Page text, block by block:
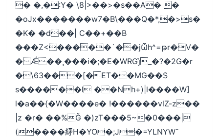
� �,�:Y� \8|>��>�s��A� �
�oJx�������w7�B\���Q�*,�>s�
�K� �d��| C��+��B
���Z<�����`��jѼh^=թr�V�
�Ǽ��¸��ٛ�i�;�E�WRGj͛_�?�2G�r
�\63���[�ET��MG��S
s������l ��Nh+)|l����W]
l�a��{�W����e� !������vlZ-z��
|z �r� ��%Ǧ �)zT���5~�0���|
(����䋒H�YO�;J�=YLNYW־